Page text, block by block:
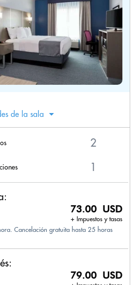
de la sala
73.00 USD
+ Impuestos y tasas
Cancelación gratuita hasta 25 horas
79.00 USD